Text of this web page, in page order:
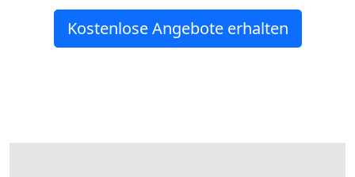
Kostenlose Angebote erhalten